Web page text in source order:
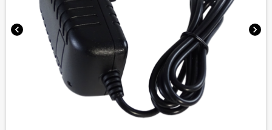
chevron_left chevron_right